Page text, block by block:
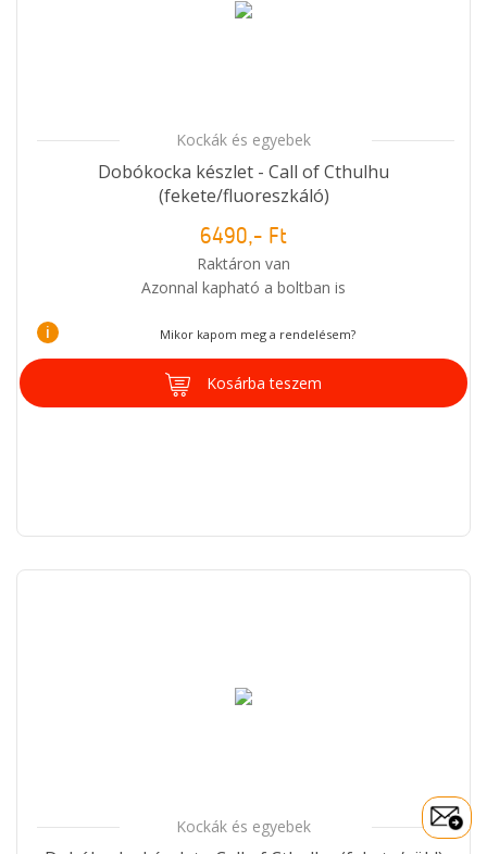
Kockák és egyebek
Dobókocka készlet - Call of Cthulhu
(fekete/fluoreszkáló)
6490,- Ft
Raktáron van
Azonnal kapható a boltban is
i Mikor kapom meg a rendelésem?
Kosárba teszem
Kockák és egyebek